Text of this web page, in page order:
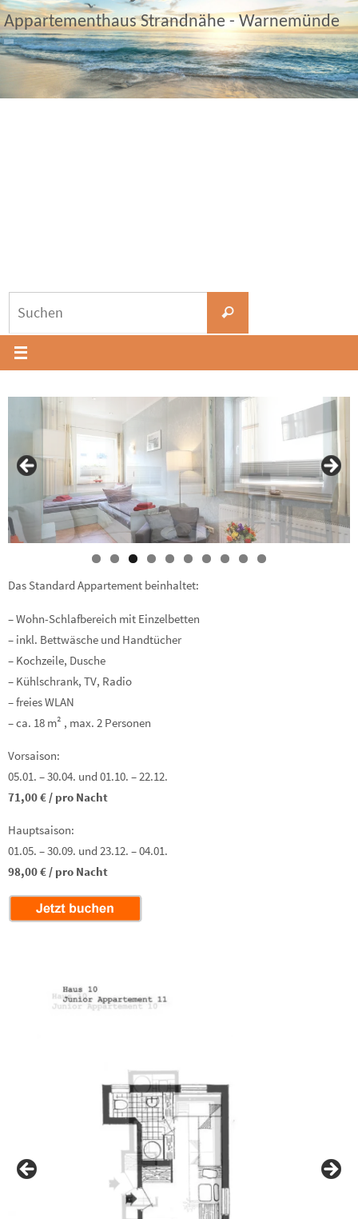
Zum
Inhalt
springen
Appartementhaus Strandnähe - Warnemünde
Suchen
0
Das Standard Appartement beinhaltet:
– Wohn-Schlafbereich mit Einzelbetten
– inkl. Bettwäsche und Handtücher
– Kochzeile, Dusche
– Kühlschrank, TV, Radio
– freies WLAN
– ca. 18 m² , max. 2 Personen
Vorsaison:
05.01. – 30.04. und 01.10. – 22.12.
71,00 € / pro Nacht
Hauptsaison:
01.05. – 30.09. und 23.12. – 04.01.
98,00 € / pro Nacht